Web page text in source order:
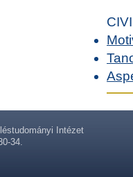
Intézet
34.